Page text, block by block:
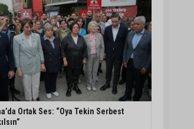
Seyhan’da fırın ve
pastanelere hijyen
denetimi gerçekleştirildi
Eski polis memuru Ergün
Karakaya’nın öldürüldüğü
silahlı kavganın
görüntüleri ortaya çıktı
Ortak Ses: “Oya Tekin Serbest